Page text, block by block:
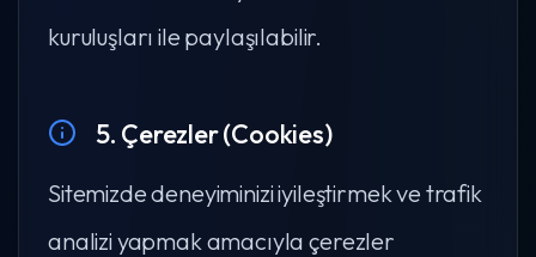
kuruluşları ile paylaşılabilir.
5. Çerezler (Cookies)
Sitemizde deneyiminizi iyileştirmek ve trafik
analizi yapmak amacıyla çerezler